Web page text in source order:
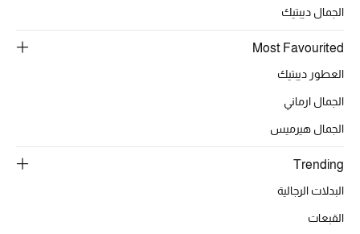
العودة إلى المدرسة
الجمال ديبتيك
Most Favourited
العطور ديبتيك
الجمال ارماني
الجمال هيرميس
Trending
البدلات الرجالية
القبعات